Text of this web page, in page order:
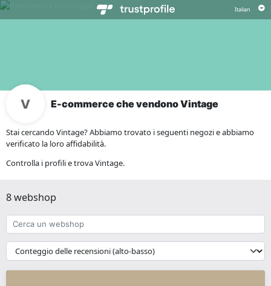
E-commerce che vendono Vintage
Stai cercando Vintage? Abbiamo trovato i seguenti negozi e abbiamo
verificato la loro affidabilità.
Controlla i profili e trova Vintage.
8 webshop
Cerca
un
webshop
{{
__('Sort')
}}